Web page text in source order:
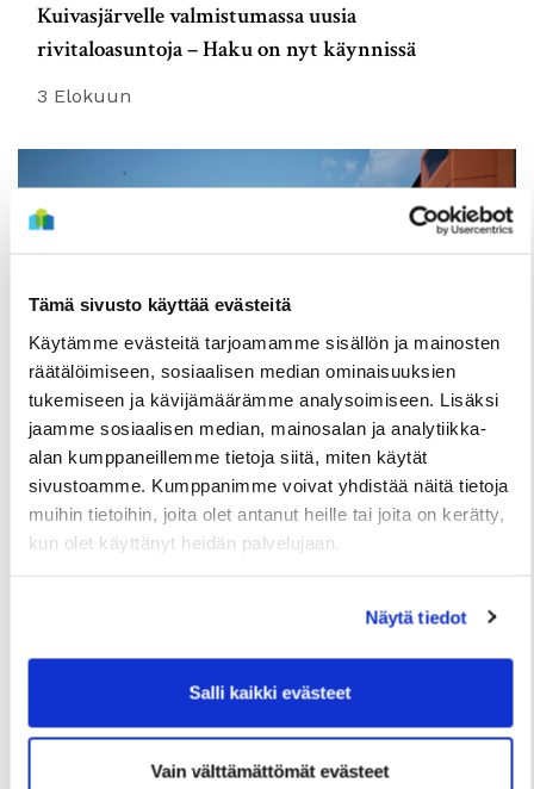
Tämä sivusto käyttää evästeitä
Käytämme evästeitä tarjoamamme sisällön ja mainosten
räätälöimiseen, sosiaalisen median ominaisuuksien
tukemiseen ja kävijämäärämme analysoimiseen. Lisäksi
jaamme sosiaalisen median, mainosalan ja analytiikka-
alan kumppaneillemme tietoja siitä, miten käytät
sivustoamme. Kumppanimme voivat yhdistää näitä tietoja
muihin tietoihin, joita olet antanut heille tai joita on kerätty,
kun olet käyttänyt heidän palvelujaan.
Näytä tiedot
Salli kaikki evästeet
Vain välttämättömät evästeet
Kuivasjärvelle valmistumassa uusia
rivitaloasuntoja – Haku on nyt käynnissä
3 Elokuun
TIEDOTTEET
Useita uudis- ja peruskorjauskohteita
valmistumassa loppuvuonna, hakuajat alkavat
elokuussa